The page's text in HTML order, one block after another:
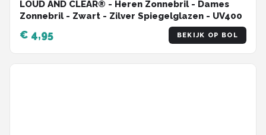
LOUD AND CLEAR® - Heren Zonnebril - Dames
Zonnebril - Zwart - Zilver Spiegelglazen - UV400
€ 4,95 BEKIJK OP BOL